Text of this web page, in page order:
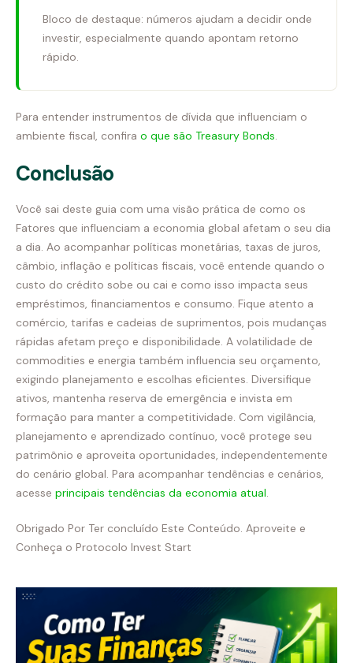
Bloco de destaque: números ajudam a decidir onde
investir, especialmente quando apontam retorno
rápido.
Para entender instrumentos de dívida que influenciam o
ambiente fiscal, confira o que são Treasury Bonds.
Conclusão
Você sai deste guia com uma visão prática de como os
Fatores que influenciam a economia global afetam o seu dia
a dia. Ao acompanhar políticas monetárias, taxas de juros,
câmbio, inflação e políticas fiscais, você entende quando o
custo do crédito sobe ou cai e como isso impacta seus
empréstimos, financiamentos e consumo. Fique atento a
comércio, tarifas e cadeias de suprimentos, pois mudanças
rápidas afetam preço e disponibilidade. A volatilidade de
commodities e energia também influencia seu orçamento,
exigindo planejamento e escolhas eficientes. Diversifique
ativos, mantenha reserva de emergência e invista em
formação para manter a competitividade. Com vigilância,
planejamento e aprendizado contínuo, você protege seu
patrimônio e aproveita oportunidades, independentemente
do cenário global. Para acompanhar tendências e cenários,
acesse principais tendências da economia atual.
Obrigado Por Ter concluído Este Conteúdo. Aproveite e
Conheça o Protocolo Invest Start